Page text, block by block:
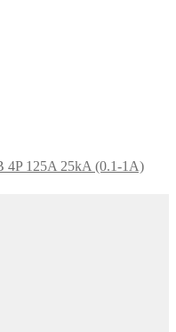
4P 125A 25kA (0.1-1A)